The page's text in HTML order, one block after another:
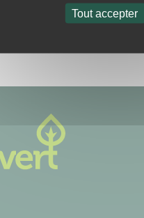
Tout accepter